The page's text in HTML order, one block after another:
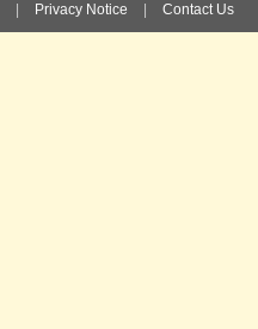
Privacy Notice Contact Us